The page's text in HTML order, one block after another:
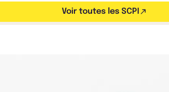
Voir toutes les SCPI